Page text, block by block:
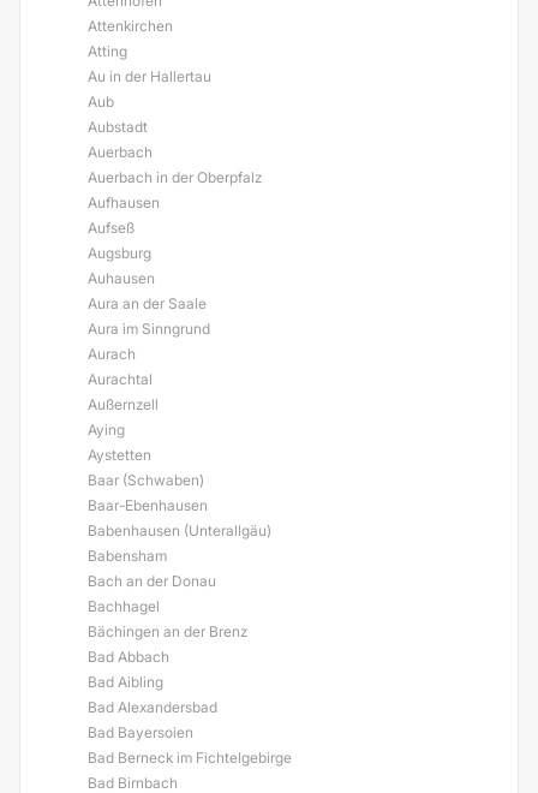
Attenkirchen
Atting
Au in der Hallertau
Aub
Aubstadt
Auerbach
Auerbach in der Oberpfalz
Aufhausen
Aufseß
Augsburg
Auhausen
Aura an der Saale
Aura im Sinngrund
Aurach
Aurachtal
Außernzell
Aying
Aystetten
Baar (Schwaben)
Baar-Ebenhausen
Babenhausen (Unterallgäu)
Babensham
Bach an der Donau
Bachhagel
Bächingen an der Brenz
Bad Abbach
Bad Aibling
Bad Alexandersbad
Bad Bayersoien
Bad Berneck im Fichtelgebirge
Bad Birnbach